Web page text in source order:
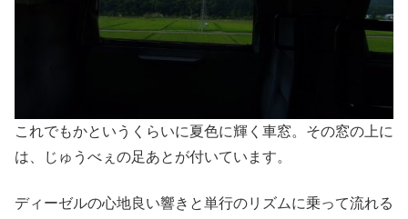
これでもかというくらいに夏色に輝く車窓。その窓の上に
は、じゅうべぇの足あとが付いています。
ディーゼルの心地良い響きと単行のリズムに乗って流れる